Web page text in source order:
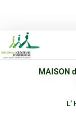
MAISON
L’